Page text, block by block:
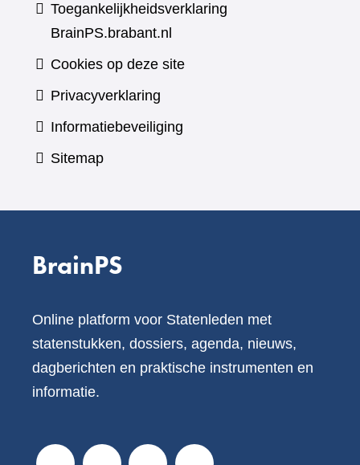
Toegankelijkheidsverklaring
BrainPS.brabant.nl
Cookies op deze site
Privacyverklaring
Informatiebeveiliging
Sitemap
BrainPS
Online platform voor Statenleden met
statenstukken, dossiers, agenda, nieuws,
dagberichten en praktische instrumenten en
informatie.